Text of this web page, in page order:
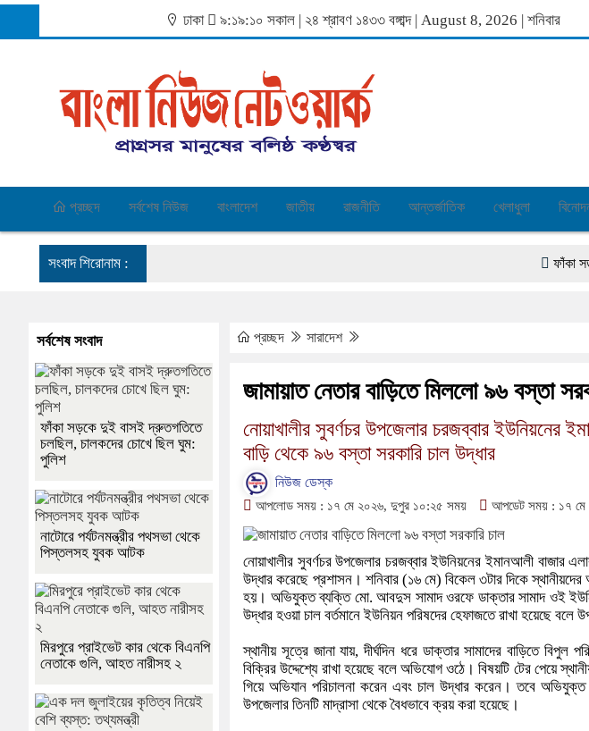
ঢাকা ৯:১৯:১০ সকাল| ২৪ শ্রাবণ ১৪৩৩ বঙ্গাব্দ | August 8, 2026 | শনিবার
প্রচ্ছদ সর্বশেষ নিউজ বাংলাদেশ জাতীয় রাজনীতি আন্তর্জাতিক খেলাধুলা
সংবাদ শিরোনাম : ফাঁকা সড়কে
প্রচ্ছদ সারাদেশ
জামায়াত নেতার বাড়িতে মিললো ৯৬ বস্তা
নোয়াখালীর সুবর্ণচর উপজেলার চরজব্বার ইউনিয়নের
বাড়ি থেকে ৯৬ বস্তা সরকারি চাল উদ্ধার
নিউজ ডেস্ক
আপলোড সময় : ১৭ মে ২০২৬, দুপুর ১০:২৫ সময় আপডেট সময় : ১৭
নোয়াখালীর সুবর্ণচর উপজেলার চরজব্বার ইউনিয়নের ইমানআলী বাজার
উদ্ধার করেছে প্রশাসন। শনিবার (১৬ মে) বিকেল ৩টার দিকে
হয়। অভিযুক্ত ব্যক্তি মো. আবদুস সামাদ ওরফে ডাক্তার সামাদ ওই
উদ্ধার হওয়া চাল বর্তমানে ইউনিয়ন পরিষদের হেফাজতে রাখা হয়েছে বলে
স্থানীয় সূত্রে জানা যায়, দীর্ঘদিন ধরে ডাক্তার সামাদের বাড়িতে
বিক্রির উদ্দেশ্যে রাখা হয়েছে বলে অভিযোগ ওঠে। বিষয়টি টের পেয়ে
গিয়ে অভিযান পরিচালনা করেন এবং চাল উদ্ধার করেন। তবে অভিযুক্ত
উপজেলার তিনটি মাদ্রাসা থেকে বৈধভাবে ক্রয় করা হয়েছে।
সর্বশেষ সংবাদ
ফাঁকা সড়কে দুই বাসই দ্রুতগতিতে
চলছিল, চালকদের চোখে ছিল ঘুম:
পুলিশ
নাটোরে পর্যটনমন্ত্রীর পথসভা থেকে
পিস্তলসহ যুবক আটক
মিরপুরে প্রাইভেট কার থেকে বিএনপি
নেতাকে গুলি, আহত নারীসহ ২